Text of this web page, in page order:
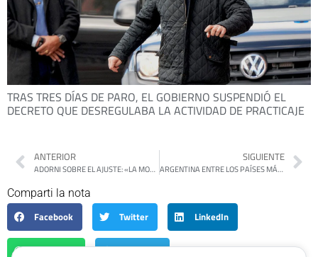
TRAS TRES DÍAS DE PARO, EL GOBIERNO SUSPENDIÓ EL
DECRETO QUE DESREGULABA LA ACTIVIDAD DE PRACTICAJE
ANTERIOR
ADORNI SOBRE EL AJUSTE: «LA MOTOSIERRA ES ETERNA, NO HAY FIN, ESTO RECIÉN EMPIEZA»
SIGUIENTE
ARGENTINA ENTRE LOS PAÍSES MÁS CAROS DEL MUNDO EN DÓLARES
Comparti la nota
Facebook
Twitter LinkedIn
WhatsApp Telegram